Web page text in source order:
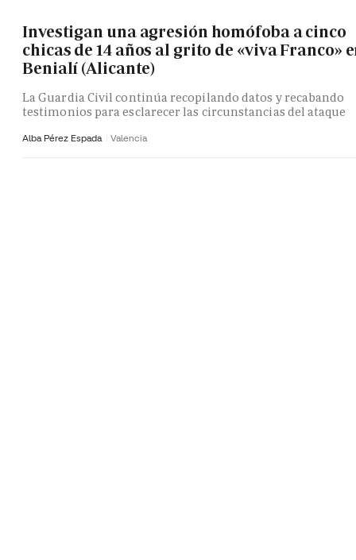
Investigan una agresión homófoba a cinco
chicas de 14 años al grito de «viva Franco»
Benialí (Alicante)
La Guardia Civil continúa recopilando datos y recabando
testimonios para esclarecer las circunstancias del ataque
Alba Pérez Espada Valencia